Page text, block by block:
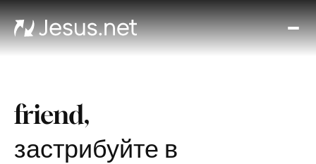
Хто
friend,
застрибуйте в